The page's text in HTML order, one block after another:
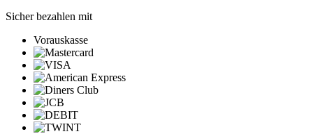
Sicher bezahlen mit
Vorauskasse